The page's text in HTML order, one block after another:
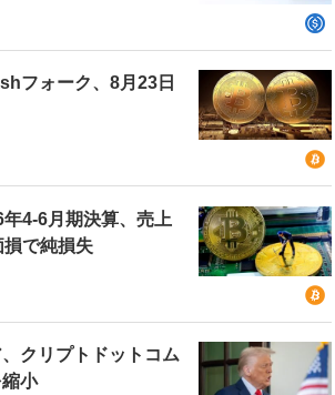
フォーク、8月23日
4-6月期決算、売上
で純損失
クリプトドットコム
小